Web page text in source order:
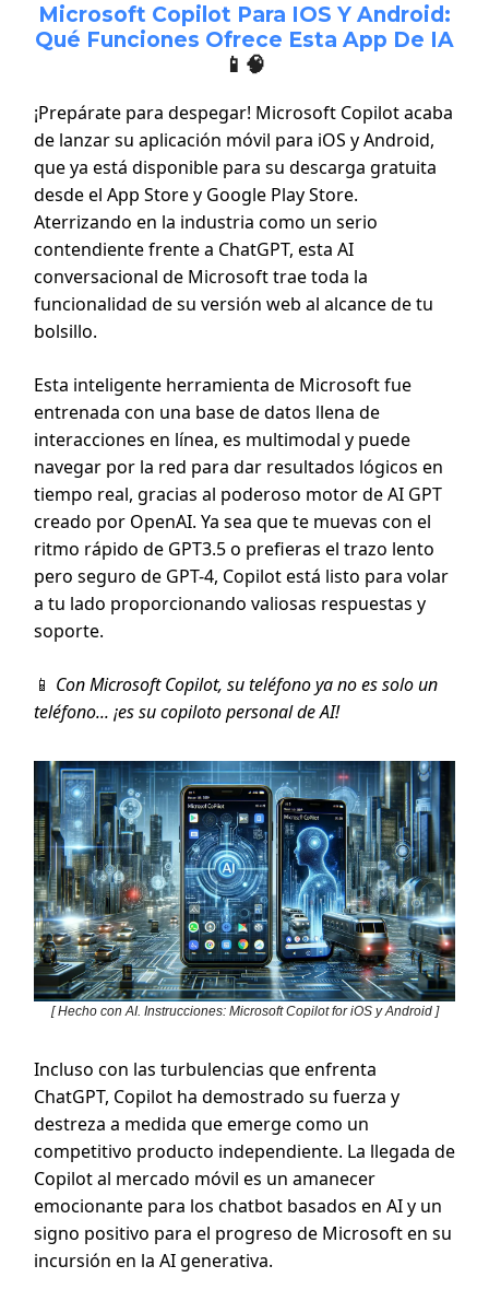
Microsoft Copilot Para IOS Y Android:
Qué Funciones Ofrece Esta App De IA
📱🧠
¡Prepárate para despegar! Microsoft Copilot acaba
de lanzar su aplicación móvil para iOS y Android,
que ya está disponible para su descarga gratuita
desde el App Store y Google Play Store.
Aterrizando en la industria como un serio
contendiente frente a ChatGPT, esta AI
conversacional de Microsoft trae toda la
funcionalidad de su versión web al alcance de tu
bolsillo.
Esta inteligente herramienta de Microsoft fue
entrenada con una base de datos llena de
interacciones en línea, es multimodal y puede
navegar por la red para dar resultados lógicos en
tiempo real, gracias al poderoso motor de AI GPT
creado por OpenAI. Ya sea que te muevas con el
ritmo rápido de GPT3.5 o prefieras el trazo lento
pero seguro de GPT-4, Copilot está listo para volar
a tu lado proporcionando valiosas respuestas y
soporte.
📱 Con Microsoft Copilot, su teléfono ya no es solo un
teléfono... ¡es su copiloto personal de AI!
[ Hecho con AI. Instrucciones: Microsoft Copilot for iOS y Android ]
Incluso con las turbulencias que enfrenta
ChatGPT, Copilot ha demostrado su fuerza y
destreza a medida que emerge como un
competitivo producto independiente. La llegada de
Copilot al mercado móvil es un amanecer
emocionante para los chatbot basados en AI y un
signo positivo para el progreso de Microsoft en su
incursión en la AI generativa.